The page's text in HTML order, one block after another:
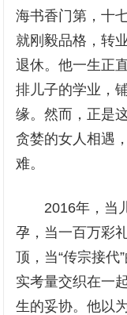
海书香门第，十
就刚毅品格，转
退休。他一生正
排儿子的学业，
缘。然而，正是
贪婪的女人相遇
难。
2016年，当儿
孕，当一百万彩
顶，当“传宗接代
实考量交织在一
生的妥协。他以